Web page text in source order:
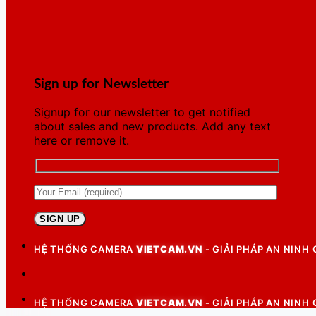
Sign up for Newsletter
Signup for our newsletter to get notified
about sales and new products. Add any text
here or remove it.
HỆ THỐNG CAMERA VIETCAM.VN - GIẢI PHÁP AN NINH
HỆ THỐNG CAMERA VIETCAM.VN - GIẢI PHÁP AN NINH